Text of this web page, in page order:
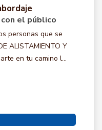
el público
personas que se
ALISTAMIENTO Y
en tu camino l...